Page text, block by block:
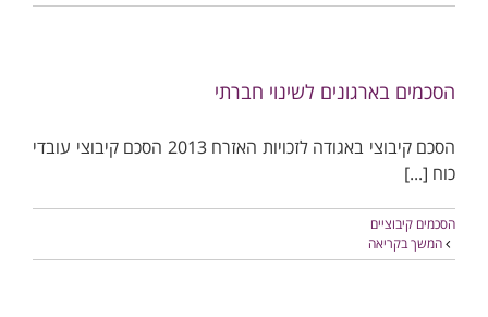
הסכמים בארגונים לשינוי חברתי
הסכם קיבוצי באגודה לזכויות האזרח 2013 הסכם קיבוצי עובדי
כוח [...]
הסכמים קיבוציים
המשך בקריאה